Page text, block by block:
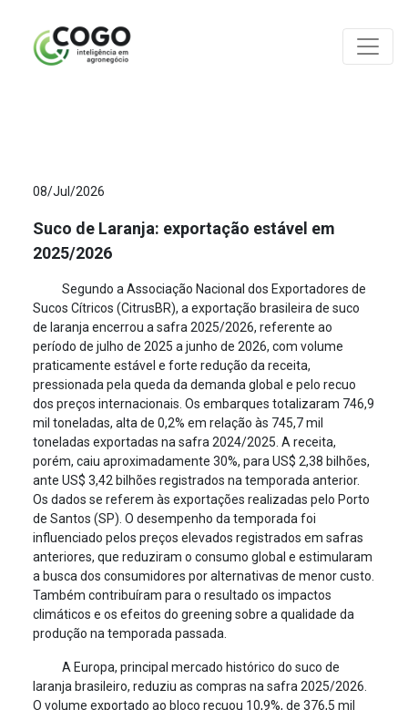
08/Jul/2026
Suco de Laranja: exportação estável em
2025/2026
Segundo a Associação Nacional dos Exportadores de
Sucos Cítricos (CitrusBR), a exportação brasileira de suco
de laranja encerrou a safra 2025/2026, referente ao
período de julho de 2025 a junho de 2026, com volume
praticamente estável e forte redução da receita,
pressionada pela queda da demanda global e pelo recuo
dos preços internacionais. Os embarques totalizaram 746,9
mil toneladas, alta de 0,2% em relação às 745,7 mil
toneladas exportadas na safra 2024/2025. A receita,
porém, caiu aproximadamente 30%, para US$ 2,38 bilhões,
ante US$ 3,42 bilhões registrados na temporada anterior.
Os dados se referem às exportações realizadas pelo Porto
de Santos (SP). O desempenho da temporada foi
influenciado pelos preços elevados registrados em safras
anteriores, que reduziram o consumo global e estimularam
a busca dos consumidores por alternativas de menor custo.
Também contribuíram para o resultado os impactos
climáticos e os efeitos do greening sobre a qualidade da
produção na temporada passada.
A Europa, principal mercado histórico do suco de
laranja brasileiro, reduziu as compras na safra 2025/2026.
O volume exportado ao bloco recuou 10,9%, de 376,5 mil